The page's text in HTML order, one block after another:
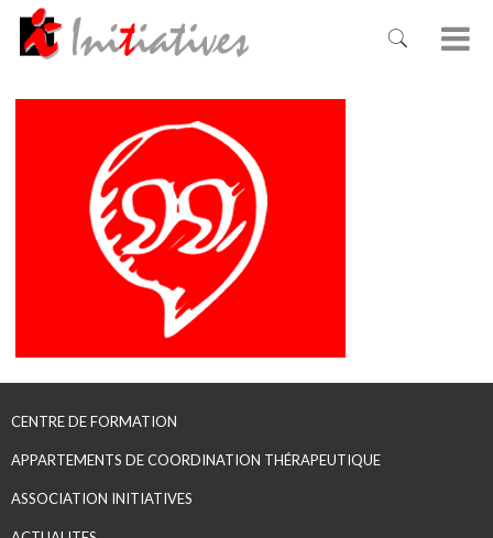
CENTRE DE FORMATION
APPARTEMENTS DE COORDINATION THÉRAPEUTIQUE
ASSOCIATION INITIATIVES